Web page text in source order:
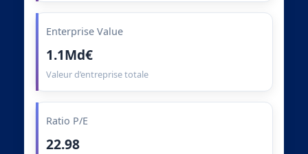
Enterprise Value
1.1Md€
Valeur d’entreprise totale
Ratio P/E
22.98